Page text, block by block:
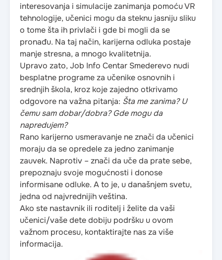
interesovanja i simulacije zanimanja pomoću VR
tehnologije, učenici mogu da steknu jasniju sliku
o tome šta ih privlači i gde bi mogli da se
pronađu. Na taj način, karijerna odluka postaje
manje stresna, a mnogo kvalitetnija.
Upravo zato, Job Info Centar Smederevo nudi
besplatne programe za učenike osnovnih i
srednjih škola, kroz koje zajedno otkrivamo
odgovore na važna pitanja: Šta me zanima? U
čemu sam dobar/dobra? Gde mogu da
napredujem?
Rano karijerno usmeravanje ne znači da učenici
moraju da se opredele za jedno zanimanje
zauvek. Naprotiv – znači da uče da prate sebe,
prepoznaju svoje mogućnosti i donose
informisane odluke. A to je, u današnjem svetu,
jedna od najvrednijih veština.
Ako ste nastavnik ili roditelj i želite da vaši
učenici/vaše dete dobiju podršku u ovom
važnom procesu, kontaktirajte nas za više
informacija.